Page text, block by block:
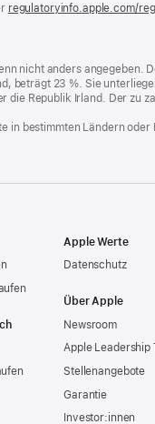
regulatoryinfo.apple.com/
nicht anders angegeben.
beträgt 23 %. Sie
die Republik Irland. Der zu
in bestimmten Ländern oder
Apple Werte
Datenschutz
Über Apple
Newsroom
Apple Leadership
Stellenangebote
Garantie
Investor:innen